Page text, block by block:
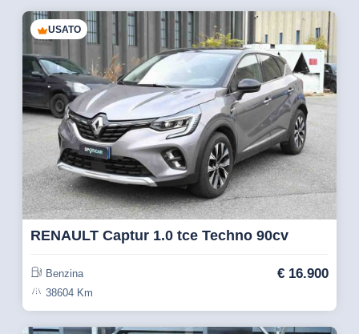
USATO
RENAULT Captur 1.0 tce Techno 90cv
Benzina
38604 Km
€ 16.900